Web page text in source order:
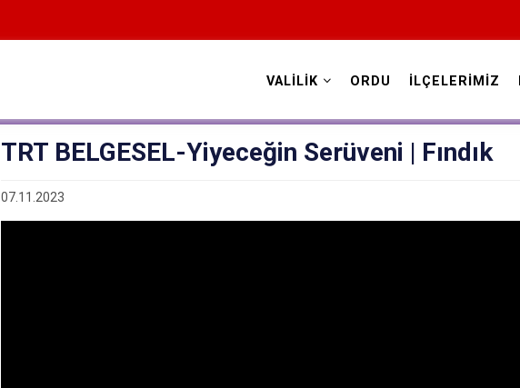
VALİLİK ORDU İLÇELERİMİZ
TRT BELGESEL-Yiyeceğin Serüveni | Fındık
07.11.2023